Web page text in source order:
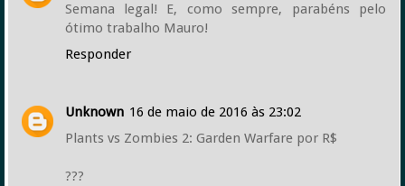
Semana legal! E, como sempre, parabéns pelo
ótimo trabalho Mauro!
Responder
Unknown 16 de maio de 2016 às 23:02
Plants vs Zombies 2: Garden Warfare por R$
???